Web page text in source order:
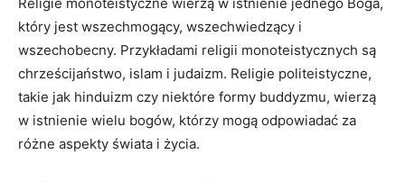
który jest wszechmogący, wszechwiedzący i
wszechobecny. Przykładami religii monoteistycznych są
chrześcijaństwo, islam i judaizm. Religie politeistyczne,
takie jak hinduizm czy niektóre formy buddyzmu, wierzą
w istnienie wielu bogów, którzy mogą odpowiadać za
różne aspekty świata i życia.